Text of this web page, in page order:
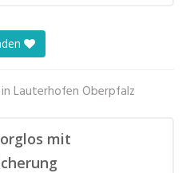
Lauterhofen Oberpfalz
mit